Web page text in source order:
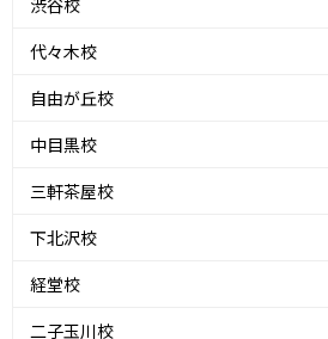
渋谷校
代々木校
自由が丘校
中目黒校
三軒茶屋校
下北沢校
経堂校
二子玉川校